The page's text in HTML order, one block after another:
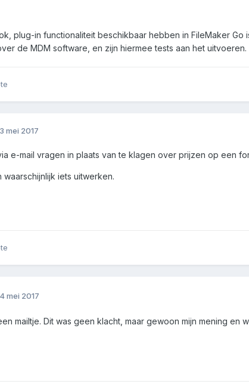
plug-in functionaliteit beschikbaar hebben in FileMaker
de MDM software, en zijn hiermee tests aan het uitvoeren.
mei 2017
e-mail vragen in plaats van te klagen over prijzen op een
waarschijnlijk iets uitwerken.
mei 2017
mailtje. Dit was geen klacht, maar gewoon mijn mening